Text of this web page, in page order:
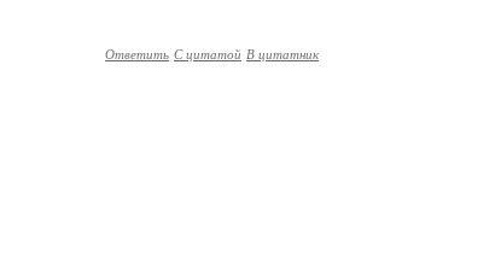
Ответить С цитатой В цитатник